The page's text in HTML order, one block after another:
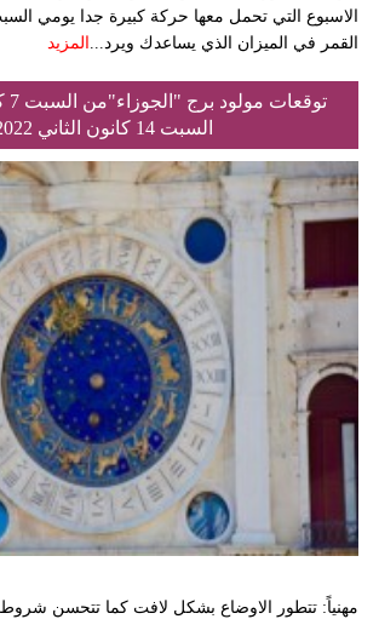
الاسبوع التي تحمل معها حركة كبيرة جدا يومي
القمر في الميزان الذي يساعدك ويرد... المزيد
السبت 14 كانون الثاني 2022
مهنياً: تتطور الاوضاع بشكل لافت كما تتحسن